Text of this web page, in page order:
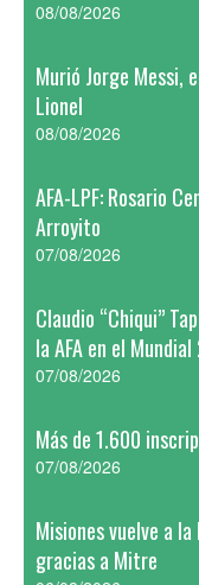
08/08/2026
Murió Jorge Messi,
Lionel
08/08/2026
AFA-LPF: Rosario
Arroyito
07/08/2026
Claudio “Chiqui”
la AFA en el
07/08/2026
Más de 1.600
07/08/2026
Misiones vuelve a
gracias a Mitre